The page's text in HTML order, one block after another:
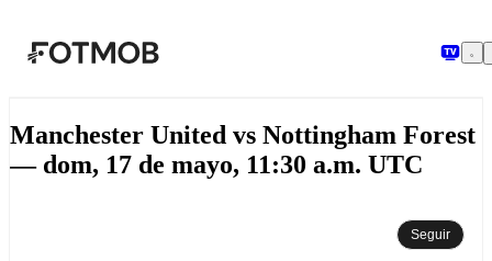
Manchester United vs Nottingham Forest
— dom, 17 de mayo, 11:30 a.m. UTC
Seguir